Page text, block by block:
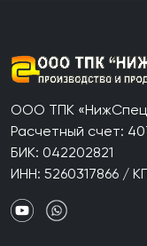
ООО ТПК
Расчетный счет:
БИК: 042202821
ИНН: 5260317866 /